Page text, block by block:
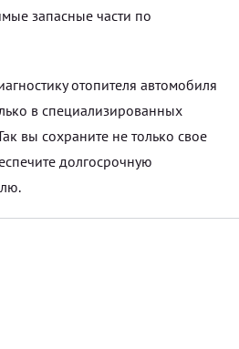
запасные части по
отопителя автомобиля
в специализированных
вы сохраните не только свое
долгосрочную